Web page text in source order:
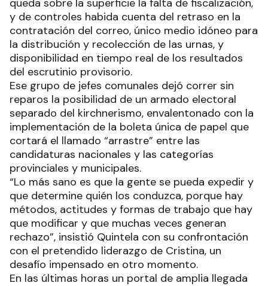
queda sobre la superficie la falta de fiscalización,
y de controles habida cuenta del retraso en la
contratación del correo, único medio idóneo para
la distribución y recolección de las urnas, y
disponibilidad en tiempo real de los resultados
del escrutinio provisorio.
Ese grupo de jefes comunales dejó correr sin
reparos la posibilidad de un armado electoral
separado del kirchnerismo, envalentonado con la
implementación de la boleta única de papel que
cortará el llamado “arrastre” entre las
candidaturas nacionales y las categorías
provinciales y municipales.
“Lo más sano es que la gente se pueda expedir y
que determine quién los conduzca, porque hay
métodos, actitudes y formas de trabajo que hay
que modificar y que muchas veces generan
rechazo”, insistió Quintela con su confrontación
con el pretendido liderazgo de Cristina, un
desafío impensado en otro momento.
En las últimas horas un portal de amplia llegada